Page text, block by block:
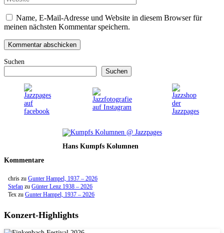
Name, E-Mail-Adresse und Website in diesem Browser für
meinen nächsten Kommentar speichern.
Suchen
Suchen
Hans Kumpfs Kolumnen
Kommentare
chris zu Gunter Hampel, 1937 – 2026
Stefan zu Günter Lenz 1938 – 2026
Tex zu Gunter Hampel, 1937 – 2026
Konzert-Highlights